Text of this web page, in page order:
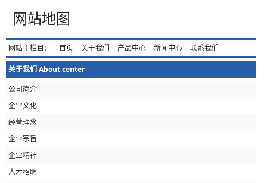
网站地图
网站主栏目：首页 关于我们 产品中心 新闻中心 联系我们
关于我们 About center
公司简介
企业文化
经营理念
企业宗旨
企业精神
人才招聘